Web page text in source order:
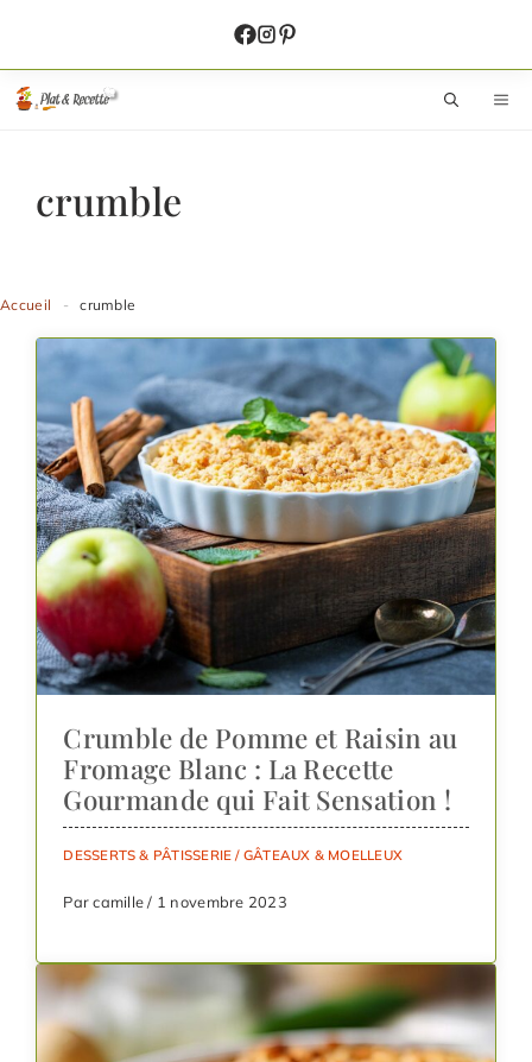
contenu
crumble
Accueil - crumble
Crumble de Pomme et Raisin au
Fromage Blanc : La Recette
Gourmande qui Fait Sensation !
DESSERTS & PÂTISSERIE / GÂTEAUX & MOELLEUX
Par camille / 1 novembre 2023